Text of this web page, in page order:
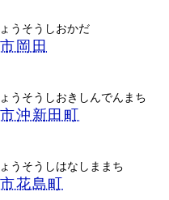
うそうしおかだ
岡田
うそうしおきしんでんまち
沖新田町
うそうしはなしままち
花島町